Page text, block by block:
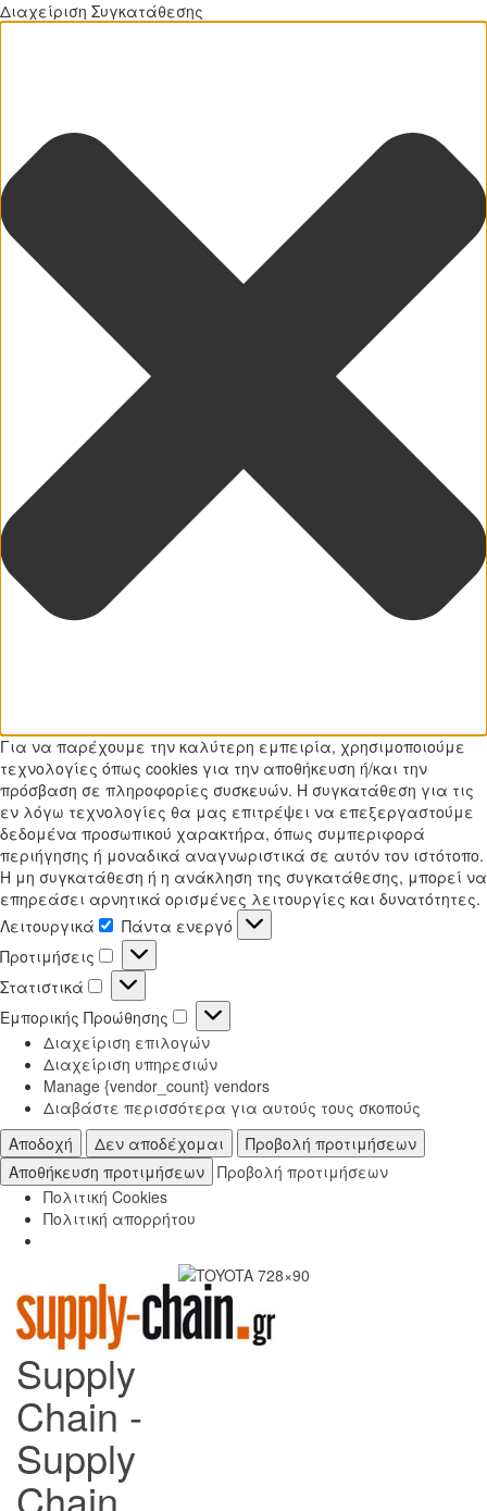
Διαχείριση Συγκατάθεσης
Για να παρέχουμε την καλύτερη εμπειρία, χρησιμοποιούμε
τεχνολογίες όπως cookies για την αποθήκευση ή/και την
πρόσβαση σε πληροφορίες συσκευών. Η συγκατάθεση για τις
εν λόγω τεχνολογίες θα μας επιτρέψει να επεξεργαστούμε
δεδομένα προσωπικού χαρακτήρα, όπως συμπεριφορά
περιήγησης ή μοναδικά αναγνωριστικά σε αυτόν τον ιστότοπο.
Η μη συγκατάθεση ή η ανάκληση της συγκατάθεσης, μπορεί να
επηρεάσει αρνητικά ορισμένες λειτουργίες και δυνατότητες.
Λειτουργικά
Λειτουργικά
Πάντα ενεργό
Προτιμήσεις
Προτιμήσεις
Στατιστικά
Στατιστικά
Εμπορικής Προώθησης
Εμπορικής
Προώθησης
Διαχείριση επιλογών
Διαχείριση υπηρεσιών
Manage {vendor_count} vendors
Διαβάστε περισσότερα για αυτούς τους σκοπούς
Αποδοχή
Δεν αποδέχομαι
Προβολή προτιμήσεων
Αποθήκευση προτιμήσεων Προβολή προτιμήσεων
Πολιτική Cookies
Πολιτική απορρήτου
Supply
Chain -
Supply
Chain